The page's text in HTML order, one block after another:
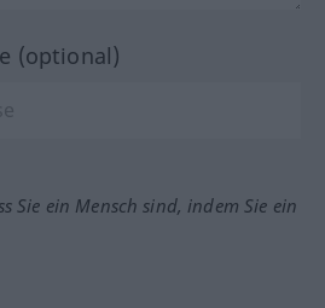
(optional)
Sie ein Mensch sind, indem Sie ein